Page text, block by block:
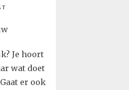
Je hoort
wat doet
er ook